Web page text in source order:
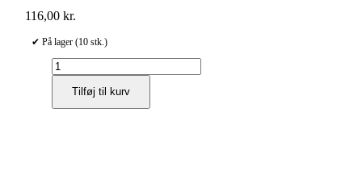
116,00kr.
✔ På lager (10 stk.)
Hettich
lågedæmper
-
Tilføj til kurv